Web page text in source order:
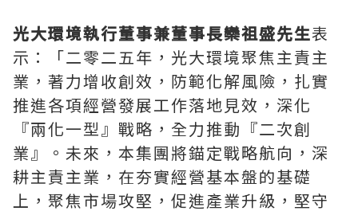
光大環境執行董事兼董事長欒祖盛先生表
示：「二零二五年，光大環境聚焦主責主
業，著力增收創效，防範化解風險，扎實
推進各項經營發展工作落地見效，深化
『兩化一型』戰略，全力推動『二次創
業』。未來，本集團將錨定戰略航向，深
耕主責主業，在夯實經營基本盤的基礎
上，聚焦市場攻堅，促進產業升級，堅守